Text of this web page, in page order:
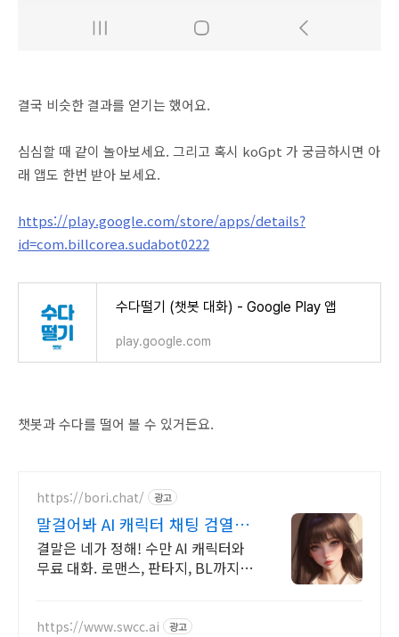
결국 비슷한 결과를 얻기는 했어요.
심심할 때 같이 놀아보세요. 그리고 혹시 koGpt 가 궁금하시면 아
래 앱도 한번 받아 보세요.
https://play.google.com/store/apps/details?
id=com.billcorea.sudabot0222
수다떨기 (챗봇 대화) - Google Play 앱
play.google.com
챗봇과 수다를 떨어 볼 수 있거든요.
https://bori.chat/ 광고
말걸어봐 AI 캐릭터 채팅 검열없
는 자유대화
결말은 네가 정해! 수만 AI 캐릭터와
무료 대화. 로맨스, 판타지, BL까지.
https://www.swcc.ai 광고